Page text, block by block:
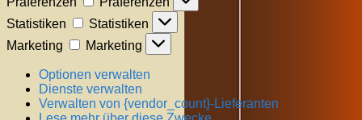
Statistiken
Statistiken
Marketing
Marketing
Optionen verwalten
Dienste verwalten
Verwalten von {vendor_count}-Lieferanten